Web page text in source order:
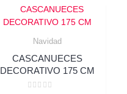
Navidad
CASCANUECES
DECORATIVO 175 CM